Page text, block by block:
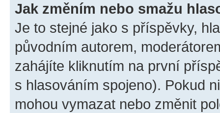
Jak změním nebo smažu
Je to stejné jako s příspěvky,
původním autorem,
zahájíte kliknutím na první
s hlasováním spojeno). Pokud
mohou vymazat nebo změnit